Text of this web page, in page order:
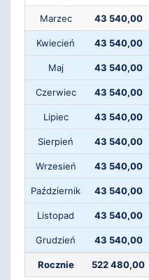
Marzec 43 540,00
Kwiecień 43 540,00
Maj 43 540,00
Czerwiec 43 540,00
Lipiec 43 540,00
Sierpień 43 540,00
Wrzesień 43 540,00
Październik 43 540,00
Listopad 43 540,00
Grudzień 43 540,00
Rocznie 522 480,00